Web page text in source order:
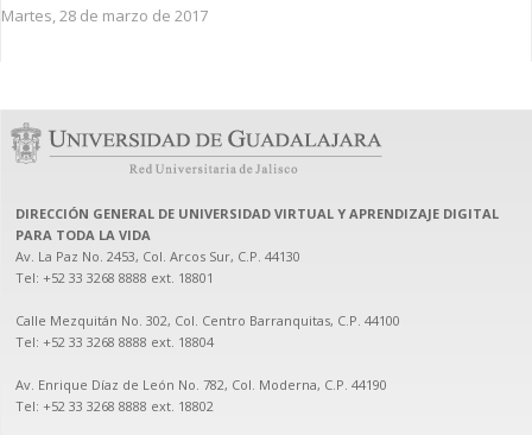
Martes, 28 de marzo de 2017
DIRECCIÓN GENERAL DE UNIVERSIDAD VIRTUAL Y APRENDIZAJE DIGITAL
PARA TODA LA VIDA
Av. La Paz No. 2453, Col. Arcos Sur, C.P. 44130
Tel: +52 33 3268 8888‏ ext. 18801
Calle Mezquitán No. 302, Col. Centro Barranquitas, C.P. 44100
Tel: +52 33 3268 8888‏ ext. 18804
Av. Enrique Díaz de León No. 782, Col. Moderna, C.P. 44190
Tel: +52 33 3268 8888‏ ext. 18802